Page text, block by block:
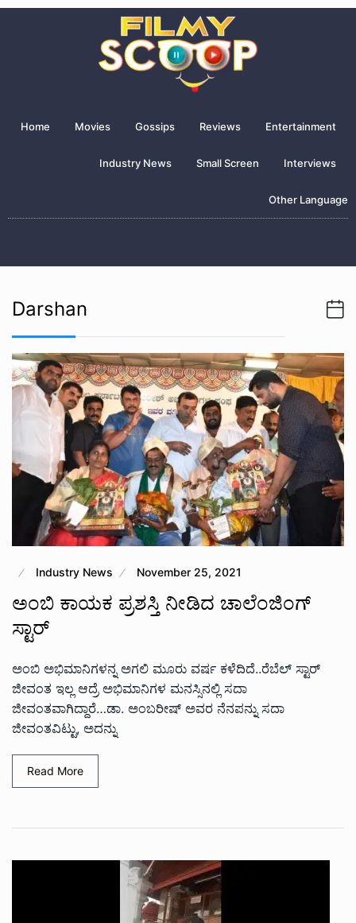
Home Movies Gossips Reviews Entertainment
Industry News Small Screen Interviews
Other Language
Darshan
Industry News November 25, 2021
ಅಂಬಿ ಕಾಯಕ ಪ್ರಶಸ್ತಿ ನೀಡಿದ ಚಾಲೆಂಜಿಂಗ್
ಸ್ಟಾರ್
ಅಂಬಿ ಅಭಿಮಾನಿಗಳನ್ನ ಅಗಲಿ ಮೂರು ವರ್ಷ ಕಳೆದಿದೆ..ರೆಬೆಲ್ ಸ್ಟಾರ್
ಜೀವಂತ ಇಲ್ಲ ಆದ್ರೆ ಅಭಿಮಾನಿಗಳ ಮನಸ್ಸಿನಲ್ಲಿ ಸದಾ
ಜೀವಂತವಾಗಿದ್ದಾರೆ…ಡಾ. ಅಂಬರೀಷ್ ಅವರ ನೆನಪನ್ನು ಸದಾ
ಜೀವಂತವಿಟ್ಟು, ಅದನ್ನು
Read More